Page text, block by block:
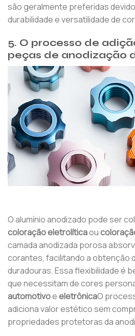
são geralmente preferidas
durabilidade e versatilidade de
5. O processo de
peças de anodização
O alumínio anodizado pode ser
coloração eletrolíticaou
camada anodizada porosa
corantes, facilitando a obtenção
duradouras. Essa flexibilidade é
que necessitam de cores
automotivoeeletrônicaO
adiciona valor estético sem
propriedades protetoras da